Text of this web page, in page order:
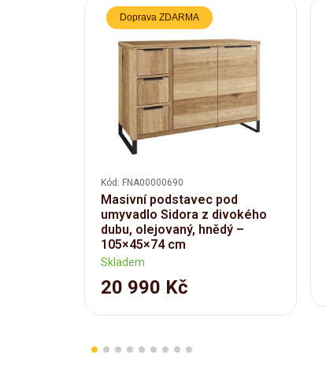
Doprava ZDARMA
Kód: FNA00000690
Masivní podstavec pod
umyvadlo Sidora z divokého
dubu, olejovaný, hnědý –
105×45×74 cm
Skladem
20 990 Kč